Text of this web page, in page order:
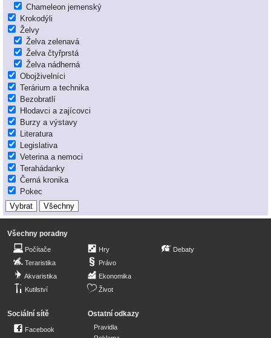
Chameleon jemenský
Krokodýli
Želvy
Želva zelenavá
Želva čtyřprstá
Želva nádherná
Obojživelníci
Terárium a technika
Bezobratlí
Hlodavci a zajícovci
Burzy a výstavy
Literatura
Legislativa
Veterina a nemoci
Terahádanky
Černá kronika
Pokec
Všechny poradny
Počítače
Teraristika
Akvaristika
Kutilství
Hry
Právo
Ekonomika
Život
Debaty
Sociální sítě
Facebook
Ostatní odkazy
Pravidla